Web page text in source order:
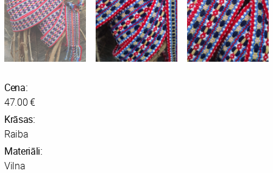
Cena:
47.00 €
Krāsas:
Raiba
Materiāli:
Vilna